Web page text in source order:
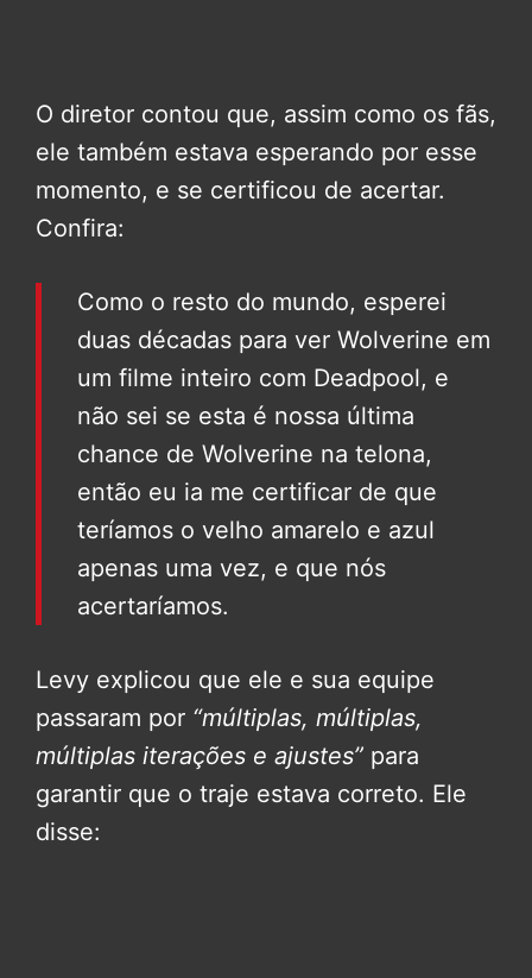
O diretor contou que, assim como os fãs,
ele também estava esperando por esse
momento, e se certificou de acertar.
Confira:
Como o resto do mundo, esperei
duas décadas para ver Wolverine em
um filme inteiro com Deadpool, e
não sei se esta é nossa última
chance de Wolverine na telona,
então eu ia me certificar de que
teríamos o velho amarelo e azul
apenas uma vez, e que nós
acertaríamos.
Levy explicou que ele e sua equipe
passaram por “múltiplas, múltiplas,
múltiplas iterações e ajustes” para
garantir que o traje estava correto. Ele
disse: